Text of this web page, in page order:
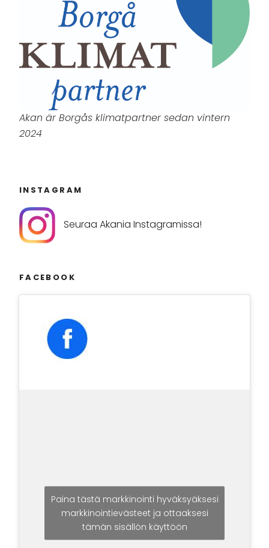
Akan är Borgås klimatpartner sedan vintern
2024
INSTAGRAM
Seuraa Akania Instagramissa!
FACEBOOK
Paina tästä markkinointi hyväksyäksesi
markkinointievästeet ja ottaaksesi
tämän sisällön käyttöön